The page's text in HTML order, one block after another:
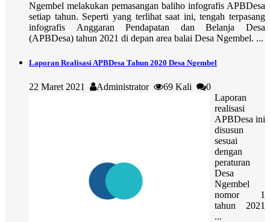
Ngembel melakukan pemasangan baliho infografis APBDesa
setiap tahun. Seperti yang terlihat saat ini, tengah terpasang
infografis Anggaran Pendapatan dan Belanja Desa
(APBDesa) tahun 2021 di depan area balai Desa Ngembel. ...
Laporan Realisasi APBDesa Tahun 2020 Desa Ngembel
22 Maret 2021 Administrator 69 Kali
0
Laporan
realisasi
APBDesa ini
disusun
sesuai
dengan
peraturan
Desa
Ngembel
nomor 1
tahun 2021
...